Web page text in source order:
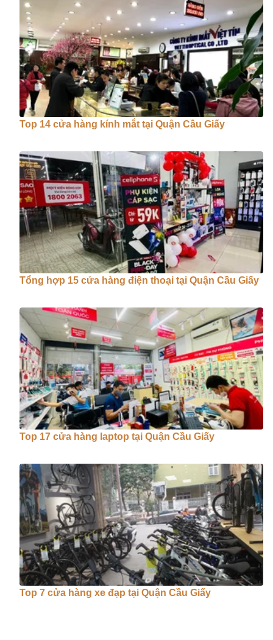
Top 14 cửa hàng kính mắt tại Quận Cầu Giấy
Tổng hợp 15 cửa hàng điện thoại tại Quận Cầu Giấy
Top 17 cửa hàng laptop tại Quận Cầu Giấy
Top 7 cửa hàng xe đạp tại Quận Cầu Giấy